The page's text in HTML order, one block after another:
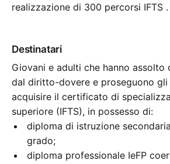
realizzazione di 300 percorsi IFTS .
Destinatari
Giovani e adulti che hanno assolto
dal diritto-dovere e proseguono
acquisire il certificato di
superiore (IFTS), in possesso di:
diploma di istruzione
grado;
diploma professionale IeFP